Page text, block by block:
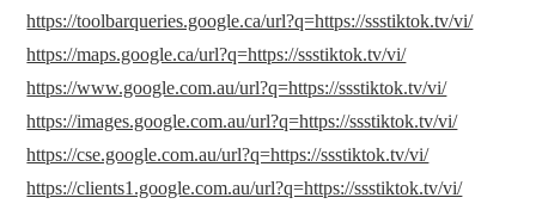
https://toolbarqueries.google.ca/url?q=https://ssstiktok.tv/vi/
https://maps.google.ca/url?q=https://ssstiktok.tv/vi/
https://www.google.com.au/url?q=https://ssstiktok.tv/vi/
https://images.google.com.au/url?q=https://ssstiktok.tv/vi/
https://cse.google.com.au/url?q=https://ssstiktok.tv/vi/
https://clients1.google.com.au/url?q=https://ssstiktok.tv/vi/